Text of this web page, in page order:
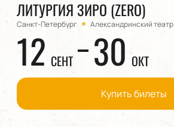
ЛИТУРГИЯ ЗИРО (ZERO)
Санкт-Петербург Александринский театр
12 СЕНТ 30 ОКТ
Купить билеты